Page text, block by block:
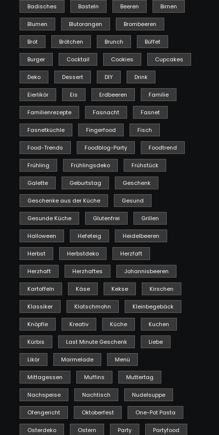
Badisches Basteln Beeren Birnen
Blumen Blutorangen Brombeeren
Brot Brötchen Brunch Büffet
Burger Cocktail Cookies Cupcakes
Deko Dessert DIY Drink
Eierlikör Eis Erdbeeren Familie
Familienrezepte Fasnacht Fasnet
Fasnetküchle Fingerfood Fisch
Food-Trends Foodblog-Party Foodtrend
Frühling Frühlingsdeko Frühstück
Galette Geburtstag Geschenk
Geschenke aus der Küche Gesund
Gesunde Küche Glutenfrei Grillen
Halloween Hefeteig Heidelbeeren
Herbst Herbstdeko Herzfaft
Herzhaft Herzhaftes Johannisbeeren
Kartoffeln Käse Kekse Kirschen
Klassiker Klatschmohn Kleinbegebäck
Knöpfle Kreativ Küche Kuchen
Kürbis Last Minute Geschenk Liebe
Likör Marmelade Menü
Mittagessen Muffins Muttertag
Nachspeise Nachtisch Nudelsuppe
Ofengericht Oktoberfest One-Pot Pasta
Osterdeko Ostern Party Partyfood